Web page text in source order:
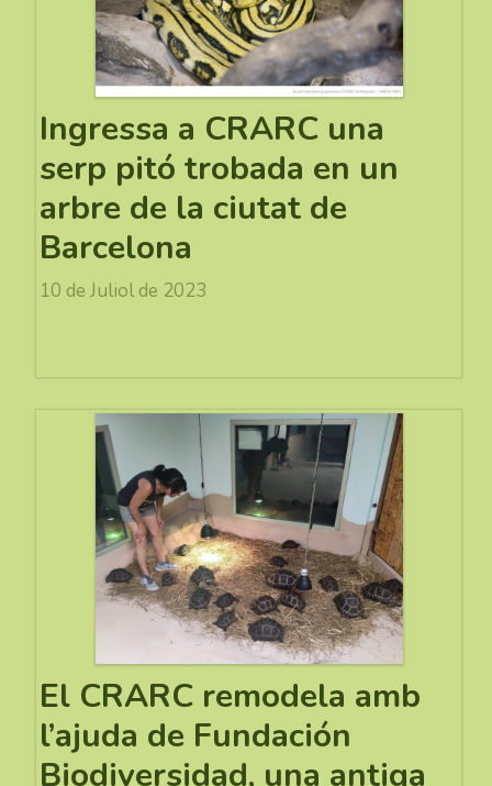
Ingressa a CRARC una
serp pitó trobada en un
arbre de la ciutat de
Barcelona
10 de Juliol de 2023
El CRARC remodela amb
l’ajuda de Fundación
Biodiversidad, una antiga